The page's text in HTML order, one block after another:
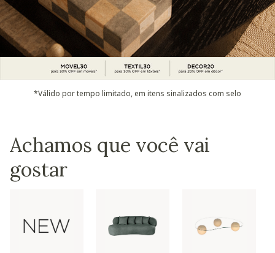
*Válido por tempo limitado, em itens sinalizados com selo
Achamos que você vai
gostar